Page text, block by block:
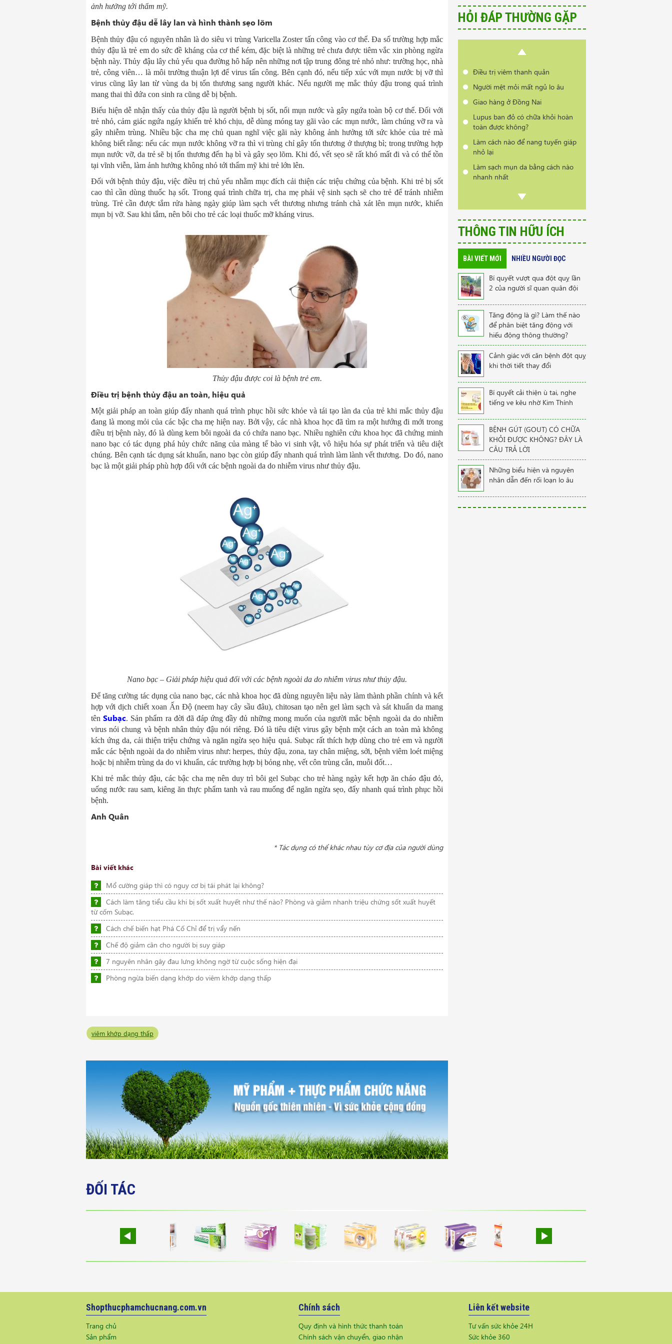
ảnh hưởng tới thẩm mỹ.
Bệnh thủy đậu dễ lây lan và hình thành sẹo lõm
Bệnh thủy đậu có nguyên nhân là do siêu vi trùng Varicella Zoster tấn công vào cơ thể. Đa số trường hợp mắc
thủy đậu là trẻ em do sức đề kháng của cơ thể kém, đặc biệt là những trẻ chưa được tiêm vắc xin phòng ngừa
bệnh này. Thủy đậu lây chủ yếu qua đường hô hấp nên những nơi tập trung đông trẻ nhỏ như: trường học, nhà
trẻ, công viên… là môi trường thuận lợi để virus tấn công. Bên cạnh đó, nếu tiếp xúc với mụn nước bị vỡ thì
virus cũng lây lan từ vùng da bị tổn thương sang người khác. Nếu người mẹ mắc thủy đậu trong quá trình
mang thai thì đứa con sinh ra cũng dễ bị bệnh.
Biểu hiện dễ nhận thấy của thủy đậu là người bệnh bị sốt, nổi mụn nước và gây ngứa toàn bộ cơ thể. Đối với
trẻ nhỏ, cảm giác ngứa ngáy khiến trẻ khó chịu, dễ dùng móng tay gãi vào các mụn nước, làm chúng vỡ ra và
gây nhiễm trùng. Nhiều bậc cha mẹ chủ quan nghĩ việc gãi này không ảnh hưởng tới sức khỏe của trẻ mà
không biết rằng: nếu các mụn nước không vỡ ra thì vi trùng chỉ gây tổn thương ở thượng bì; trong trường hợp
mụn nước vỡ, da trẻ sẽ bị tổn thương đến hạ bì và gây sẹo lõm. Khi đó, vết sẹo sẽ rất khó mất đi và có thể tồn
tại vĩnh viễn, làm ảnh hưởng không nhỏ tới thẩm mỹ khi trẻ lớn lên.
Đối với bệnh thủy đậu, việc điều trị chủ yếu nhằm mục đích cải thiện các triệu chứng của bệnh. Khi trẻ bị sốt
cao thì cần dùng thuốc hạ sốt. Trong quá trình chữa trị, cha mẹ phải vệ sinh sạch sẽ cho trẻ để tránh nhiễm
trùng. Trẻ cần được tắm rửa hàng ngày giúp làm sạch vết thương nhưng tránh chà xát lên mụn nước, khiến
mụn bị vỡ. Sau khi tắm, nên bôi cho trẻ các loại thuốc mỡ kháng virus.
Thủy đậu được coi là bệnh trẻ em.
Điều trị bệnh thủy đậu an toàn, hiệu quả
Một giải pháp an toàn giúp đẩy nhanh quá trình phục hồi sức khỏe và tái tạo làn da của trẻ khi mắc thủy đậu
đang là mong mỏi của các bậc cha mẹ hiện nay. Bởi vậy, các nhà khoa học đã tìm ra một hướng đi mới trong
điều trị bệnh này, đó là dùng kem bôi ngoài da có chứa nano bạc. Nhiều nghiên cứu khoa học đã chứng minh
nano bạc có tác dụng phá hủy chức năng của màng tế bào vi sinh vật, vô hiệu hóa sự phát triển và tiêu diệt
chúng. Bên cạnh tác dụng sát khuẩn, nano bạc còn giúp đẩy nhanh quá trình làm lành vết thương. Do đó, nano
bạc là một giải pháp phù hợp đối với các bệnh ngoài da do nhiễm virus như thủy đậu.
Nano bạc – Giải pháp hiệu quả đối với các bệnh ngoài da do nhiễm virus như thủy đậu.
Để tăng cường tác dụng của nano bạc, các nhà khoa học đã dùng nguyên liệu này làm thành phần chính và kết
hợp với dịch chiết xoan Ấn Độ (neem hay cây sầu đâu), chitosan tạo nên gel làm sạch và sát khuẩn da mang
tên Subạc. Sản phẩm ra đời đã đáp ứng đầy đủ những mong muốn của người mắc bệnh ngoài da do nhiễm
virus nói chung và bệnh nhân thủy đậu nói riêng. Đó là tiêu diệt virus gây bệnh một cách an toàn mà không
kích ứng da, cải thiện triệu chứng và ngăn ngừa sẹo hiệu quả. Subạc rất thích hợp dùng cho trẻ em và người
mắc các bệnh ngoài da do nhiễm virus như: herpes, thủy đậu, zona, tay chân miệng, sởi, bệnh viêm loét miệng
hoặc bị nhiễm trùng da do vi khuẩn, các trường hợp bị bỏng nhẹ, vết côn trùng cắn, muỗi đốt…
Khi trẻ mắc thủy đậu, các bậc cha mẹ nên duy trì bôi gel Subạc cho trẻ hàng ngày kết hợp ăn cháo đậu đỏ,
uống nước rau sam, kiêng ăn thực phẩm tanh và rau muống để ngăn ngừa sẹo, đẩy nhanh quá trình phục hồi
bệnh.
Anh Quân
* Tác dụng có thể khác nhau tùy cơ địa của người dùng
Bài viết khác
Mổ cường giáp thì có nguy cơ bị tái phát lại không?
Cách làm tăng tiểu cầu khi bị sốt xuất huyết như thế nào? Phòng và giảm nhanh triệu chứng sốt xuất huyết
từ cốm Subạc.
Cách chế biến hạt Phá Cố Chỉ để trị vẩy nến
Chế độ giảm cân cho người bị suy giáp
7 nguyên nhân gây đau lưng không ngờ từ cuộc sống hiện đại
Phòng ngừa biến dạng khớp do viêm khớp dạng thấp
viêm khớp dạng thấp
HỎI ĐÁP THƯỜNG GẶP
Có phải bị thoái hóa cột sống khi
đổi thời tiết?
Cần tư vấn sản phẩm trị vẩy nến
da đầu
Điều trị viêm thanh quản
Người mệt mỏi mất ngủ lo âu
Giao hàng ở Đồng Nai
Lupus ban đỏ có chữa khỏi hoàn
toàn được không?
Làm cách nào để nang tuyến giáp
Làm sạch mụn da bằng cách nào
Có phải bị thoái hóa cột sống khi
THÔNG TIN HỮU ÍCH
BÀI VIẾT MỚI NHIỀU NGƯỜI ĐỌC
Bí quyết vượt qua đột quỵ lần
2 của người sĩ quan quân đội
Tăng động là gì? Làm thế nào
để phân biệt tăng động với
hiếu động thông thường?
Cảnh giác với căn bệnh đột quỵ
khi thời tiết thay đổi
Bí quyết cải thiện ù tai, nghe
tiếng ve kêu nhờ Kim Thính
BỆNH GÚT (GOUT) CÓ CHỮA
KHỎI ĐƯỢC KHÔNG? ĐÂY LÀ
CÂU TRẢ LỜI
Những biểu hiện và nguyên
nhân dẫn đến rối loạn lo âu
ĐỐI TÁC
Shopthucphamchucnang.com.vn
Trang chủ
Sản phẩm
Chính sách
Quy định và hình thức thanh toán
Chính sách vận chuyển, giao nhận
Liên kết website
Tư vấn sức khỏe 24H
Sức khỏe 360